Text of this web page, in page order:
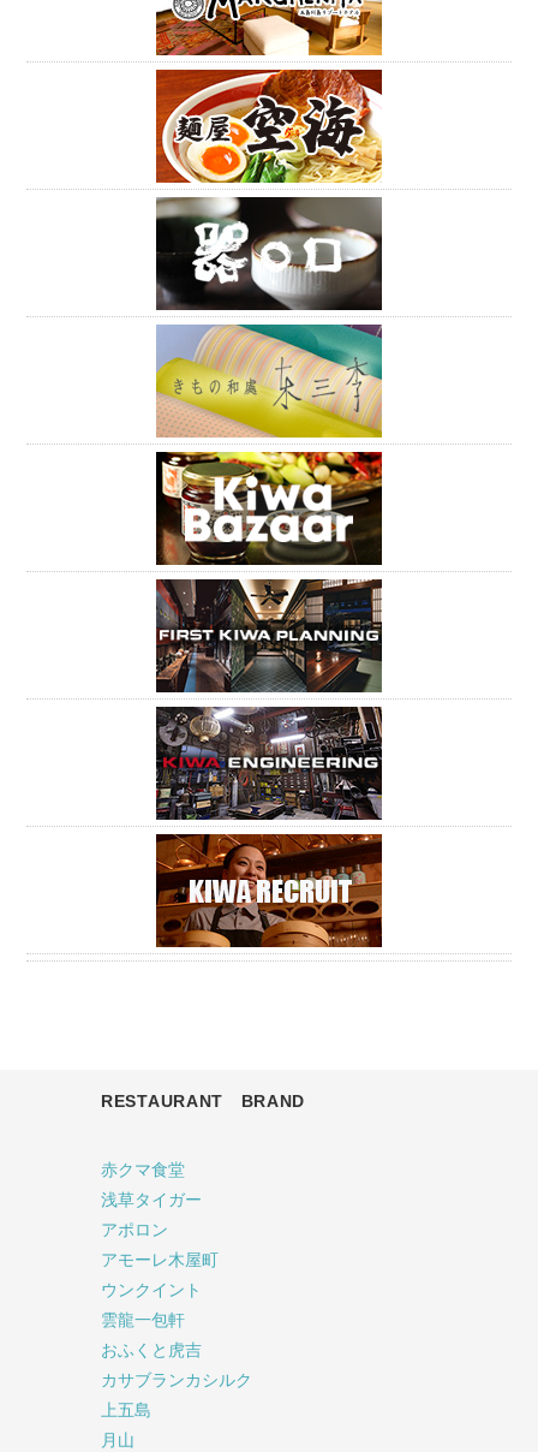
RESTAURANT BRAND
赤クマ食堂
浅草タイガー
アポロン
アモーレ木屋町
ウンクイント
雲龍一包軒
おふくと虎吉
カサブランカシルク
上五島
月山